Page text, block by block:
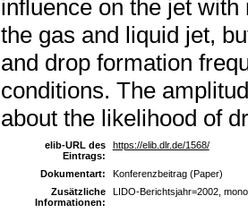
influence on the jet
the gas and liquid jet,
and drop formation
conditions. The
about the likelihood of
elib-URL des
Eintrags:
https://elib.dlr.de/1568/
Dokumentart:
Konferenzbeitrag (Paper)
Zusätzliche
Informationen:
LIDO-Berichtsjahr=2002,